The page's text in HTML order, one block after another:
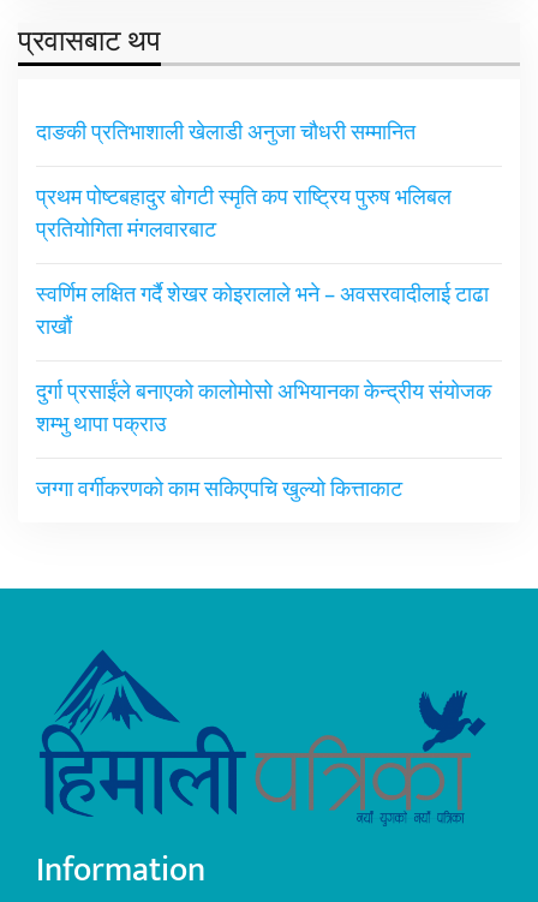
प्रवासबाट थप
दाङकी प्रतिभाशाली खेलाडी अनुजा चौधरी सम्मानित
प्रथम पोष्टबहादुर बोगटी स्मृति कप राष्ट्रिय पुरुष भलिबल
प्रतियोगिता मंगलवारबाट
स्वर्णिम लक्षित गर्दै शेखर कोइरालाले भने – अवसरवादीलाई टाढा
राखौं
दुर्गा प्रसाईंले बनाएको कालोमोसो अभियानका केन्द्रीय संयोजक
शम्भु थापा पक्राउ
जग्गा वर्गीकरणको काम सकिएपचि खुल्यो कित्ताकाट
Information